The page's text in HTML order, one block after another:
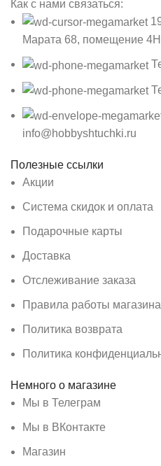
Как с нами связаться:
Марата 68, помещение 4Н
info@hobbyshtuchki.ru
Полезные ссылки
Акции
Система скидок и оплата
Подарочные карты
Доставка
Отслеживание заказа
Правила работы магазина
Политика возврата
Политика
Немного о магазине
Мы в Телеграм
Мы в ВКонтакте
Магазин